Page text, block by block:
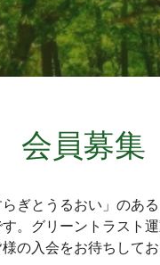
会員募集
ぎとうるおい」のあ
。グリーントラスト
の入会をお待ちしてお